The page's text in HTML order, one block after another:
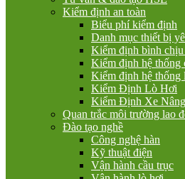
Kiểm định an toàn
Biểu phí kiểm định
Danh mục thiết bị
Kiểm định bình
Kiểm định hệ thống
Kiểm định hệ thống
Kiểm Định Lò Hơi
Kiểm Định Xe
Quan trắc môi trường lao
Đào tạo nghề
Công nghệ hàn
Kỹ thuật điện
Vận hành cầu trục